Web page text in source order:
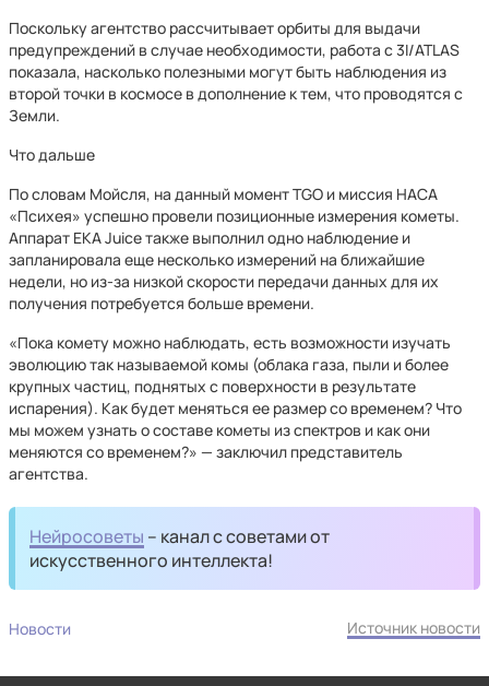
Поскольку агентство рассчитывает орбиты для выдачи
предупреждений в случае необходимости, работа с 3I/ATLAS
показала, насколько полезными могут быть наблюдения из
второй точки в космосе в дополнение к тем, что проводятся с
Земли.
Что дальше
По словам Мойсля, на данный момент TGO и миссия НАСА
«Психея» успешно провели позиционные измерения кометы.
Аппарат ЕКА Juice также выполнил одно наблюдение и
запланировала еще несколько измерений на ближайшие
недели, но из-за низкой скорости передачи данных для их
получения потребуется больше времени.
«Пока комету можно наблюдать, есть возможности изучать
эволюцию так называемой комы (облака газа, пыли и более
крупных частиц, поднятых с поверхности в результате
испарения). Как будет меняться ее размер со временем? Что
мы можем узнать о составе кометы из спектров и как они
меняются со временем?» — заключил представитель
агентства.
Нейросоветы – канал с советами от
искусственного интеллекта!
Новости Источник новости